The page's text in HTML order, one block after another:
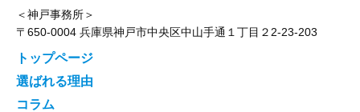
＜神戸事務所＞
〒650-0004 兵庫県神戸市中央区中山手通１丁目２2-23-203
トップページ
選ばれる理由
コラム